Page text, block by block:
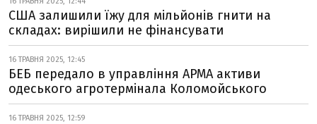
США залишили їжу для мільйонів гнити на
складах: вирішили не фінансувати
16 ТРАВНЯ 2025, 12:45
БЕБ передало в управління АРМА активи
одеського агротермінала Коломойського
16 ТРАВНЯ 2025, 12:59